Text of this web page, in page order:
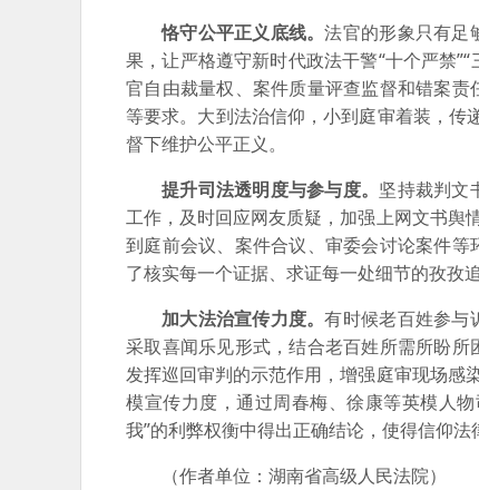
恪守公平正义底线。法官的形象只有足
果，让严格遵守新时代政法干警“十个严禁
官自由裁量权、案件质量评查监督和错案
等要求。大到法治信仰，小到庭审着装，传
督下维护公平正义。
提升司法透明度与参与度。 坚持裁判文
工作，及时回应网友质疑，加强上网文书舆
到庭前会议、案件合议、审委会讨论案件
了核实每一个证据、求证每一处细节的孜孜
加大法治宣传力度。有时候老百姓参与
采取喜闻乐见形式，结合老百姓所需所盼所
发挥巡回审判的示范作用，增强庭审现场感
模宣传力度，通过周春梅、徐康等英模人
我”的利弊权衡中得出正确结论，使得信仰法
（作者单位：湖南省高级人民法院）